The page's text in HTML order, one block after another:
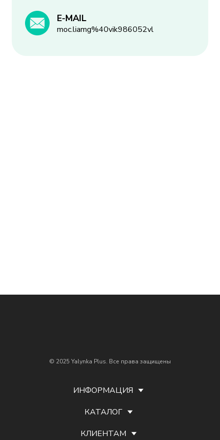
E-MAIL
moc.liamg%40vik986052vl
© 2025 Yalynka Plus. Все права защищены
ИНФОРМАЦИЯ
КАТАЛОГ
КЛИЕНТАМ